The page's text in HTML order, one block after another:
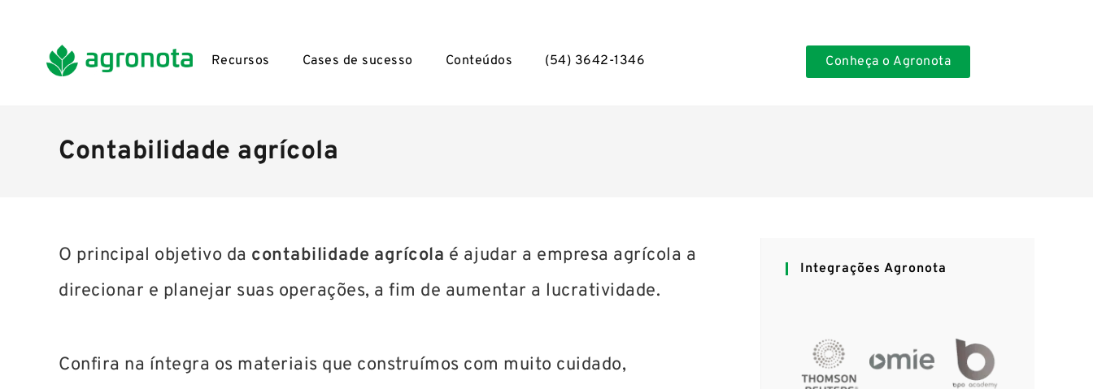
Recursos Cases de sucesso Conteúdos (54) 3642-1346 Conheça o Agronota
Contabilidade agrícola
O principal objetivo da contabilidade agrícola é ajudar a empresa agrícola a
direcionar e planejar suas operações, a fim de aumentar a lucratividade.
Confira na íntegra os materiais que construímos com muito cuidado,
Integrações Agronota